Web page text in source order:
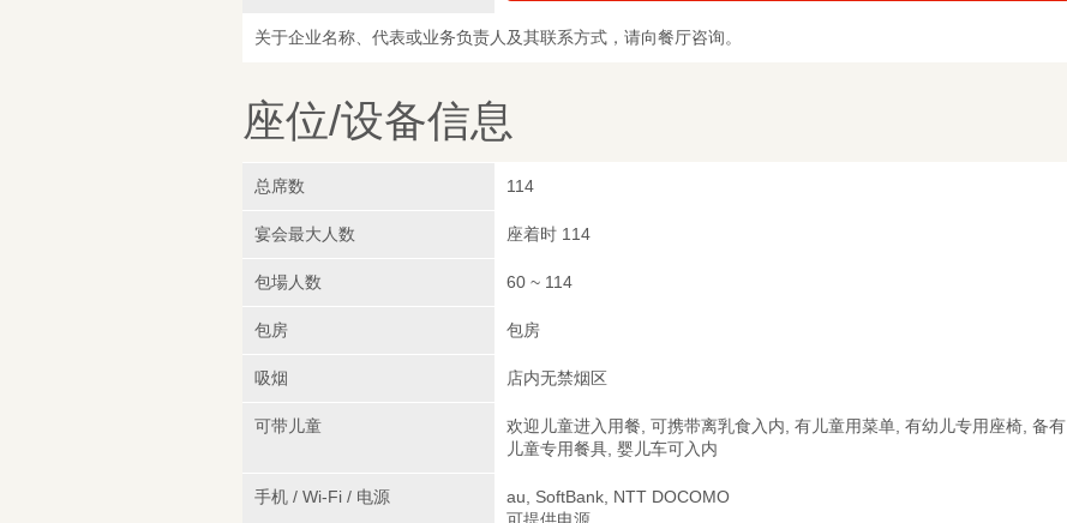
关于企业名称、代表或业务负责人及其联系方式，请向餐厅咨询。
座位/设备信息
总席数 114
宴会最大人数 座着时 114
包場人数 60 ~ 114
包房 包房
吸烟 店内无禁烟区
可带儿童
欢迎儿童进入用餐, 可携带离乳食入内, 有儿童用菜单, 有幼儿专用座椅, 备有
儿童专用餐具, 婴儿车可入内
手机 / Wi-Fi / 电源
au, SoftBank, NTT DOCOMO